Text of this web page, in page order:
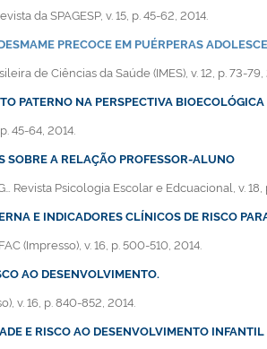
da SPAGESP, v. 15, p. 45-62, 2014.
PRECOCE EM PUÉRPERAS
de Ciências da Saúde (IMES), v. 12, p. 73-79,
PATERNO NA PERSPECTIVA
45-64, 2014.
SOBRE A RELAÇÃO PROFESSOR-ALUNO
G… Revista Psicologia Escolar e Edcuacional, v.
E INDICADORES CLÍNICOS DE RISCO
(Impresso), v. 16, p. 500-510, 2014.
AO DESENVOLVIMENTO.
v. 16, p. 840-852, 2014.
E RISCO AO DESENVOLVIMENTO INFANTIL